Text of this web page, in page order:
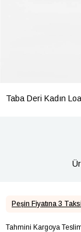
Taba Deri Kadın
Peşin Fiyatına 3
Tahmini Kargoya